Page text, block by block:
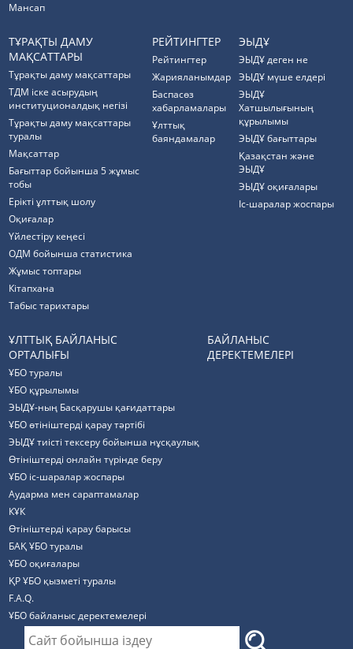
Мансап
ТҰРАҚТЫ ДАМУ
МАҚСАТТАРЫ
Тұрақты даму мақсаттары
ТДМ іске асырудың
институционалдық негізі
Тұрақты даму мақсаттары
туралы
Мақсаттар
Бағыттар бойынша 5 жұмыс
тобы
Ерікті ұлттық шолу
Оқиғалар
Үйлестіру кеңесі
ОДМ бойынша статистика
Жұмыс топтары
Кітапхана
Табыс тарихтары
РЕЙТИНГТЕР
Рейтингтер
Жарияланымдар
Баспасөз
хабарламалары
Ұлттық
баяндамалар
ЭЫДҰ
ЭЫДҰ деген не
ЭЫДҰ мүше елдері
ЭЫДҰ
Хатшылығының
құрылымы
ЭЫДҰ бағыттары
Қазақстан және
ЭЫДҰ
ЭЫДҰ оқиғалары
Іс-шаралар жоспары
ҰЛТТЫҚ БАЙЛАНЫС
ОРТАЛЫҒЫ
ҰБО туралы
ҰБО құрылымы
ЭЫДҰ-ның Басқарушы қағидаттары
ҰБО өтініштерді қарау тәртібі
ЭЫДҰ тиісті тексеру бойынша нұсқаулық
Өтініштерді онлайн түрінде беру
ҰБО іс-шаралар жоспары
Аударма мен сараптамалар
КҰК
Өтініштерді қарау барысы
БАҚ ҰБО туралы
ҰБО оқиғалары
ҚР ҰБО қызметі туралы
F.A.Q.
ҰБО байланыс деректемелерi
БАЙЛАНЫС
ДЕРЕКТЕМЕЛЕРІ